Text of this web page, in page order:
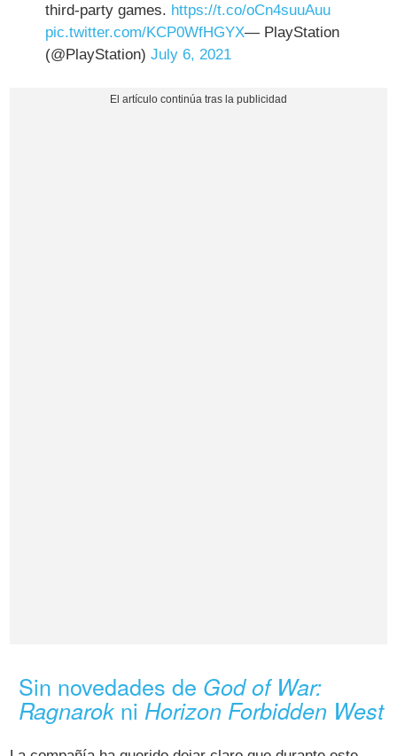
third-party games. https://t.co/oCn4suuAuu
pic.twitter.com/KCP0WfHGYX— PlayStation
(@PlayStation)July 6, 2021
Sin novedades de God of War:
Ragnarok ni Horizon Forbidden West